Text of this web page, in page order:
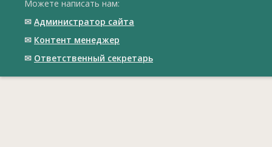
Можете написать нам:
✉ Администратор сайта
✉ Контент менеджер
✉ Ответственный cекретарь